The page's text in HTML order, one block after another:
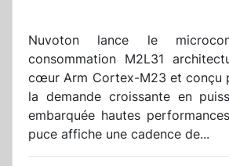
Nuvoton lance le
consommation M2L31
cœur Arm Cortex-M23 et conçu
la demande croissante en
embarquée hautes
puce affiche une cadence de...